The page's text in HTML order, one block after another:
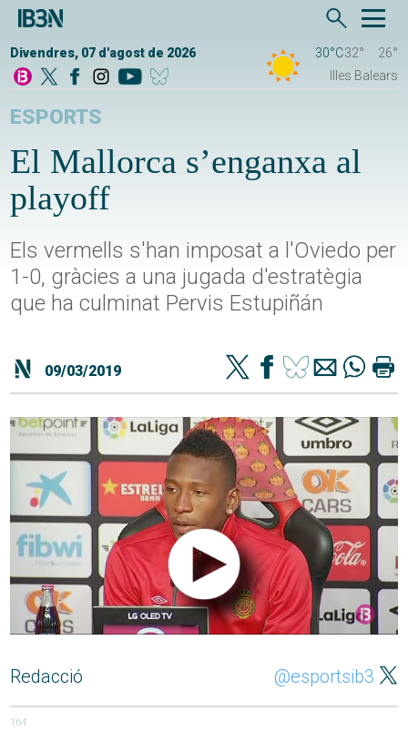
Divendres, 07 d'agost de 2026 30°C32°
26°
Illes Balears
ESPORTS
El Mallorca s’enganxa al
playoff
Els vermells s'han imposat a l'Oviedo per
1-0, gràcies a una jugada d'estratègia
que ha culminat Pervis Estupiñán
09/03/2019
Redacció @esportsib3
164